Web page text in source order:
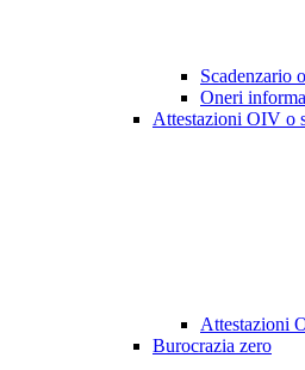
Scadenzario
Oneri
Attestazioni OIV o
Attestazioni
Burocrazia zero